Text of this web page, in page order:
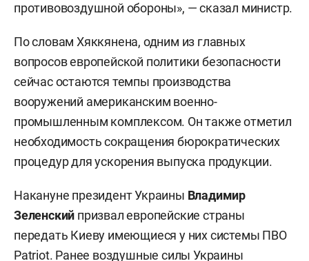
противовоздушной обороны», — сказал министр.
По словам Хяккянена, одним из главных
вопросов европейской политики безопасности
сейчас остаются темпы производства
вооружений американским военно-
промышленным комплексом. Он также отметил
необходимость сокращения бюрократических
процедур для ускорения выпуска продукции.
Накануне президент Украины Владимир
Зеленский призвал европейские страны
передать Киеву имеющиеся у них системы ПВО
Patriot. Ранее воздушные силы Украины